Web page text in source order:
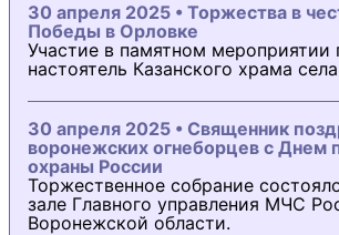
30 апреля 2025 • Торжества в
Победы в Орловке
Участие в памятном мероприятии
настоятель Казанского храма
30 апреля 2025 • Священник
воронежских огнеборцев с Днем
охраны России
Торжественное собрание
зале Главного управления МЧС
Воронежской области.